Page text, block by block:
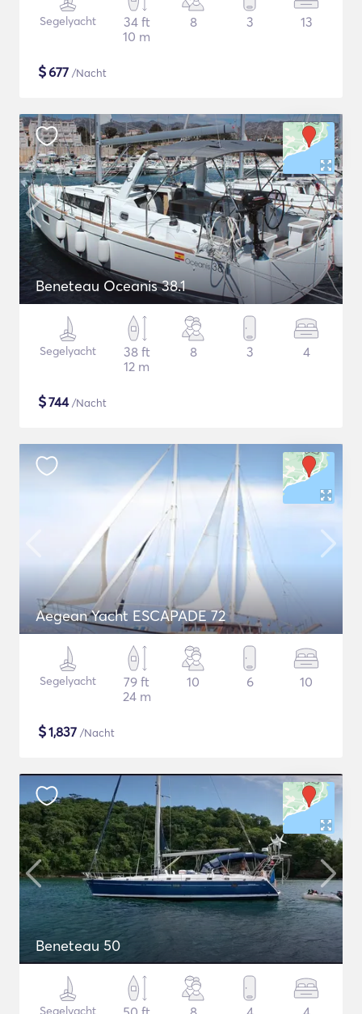
Segelyacht
34 ft
10 m
8 3 13
$677 /Nacht
Beneteau Oceanis 38.1
Segelyacht
38 ft
12 m
8 3 4
$744/Nacht
Aegean Yacht ESCAPADE 72
Segelyacht
79 ft
24 m
10 6 10
$1,837 /Nacht
Beneteau 50
Segelyacht